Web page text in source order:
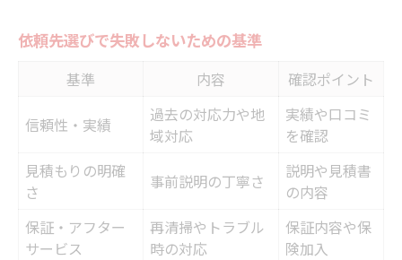
依頼先選びで失敗しないための基準
基準 内容 確認ポイント
信頼性・実績
過去の対応力や地
域対応
実績や口コミ
を確認
見積もりの明確
さ
事前説明の丁寧さ
説明や見積書
の内容
保証・アフター
サービス
再清掃やトラブル
時の対応
保証内容や保
険加入